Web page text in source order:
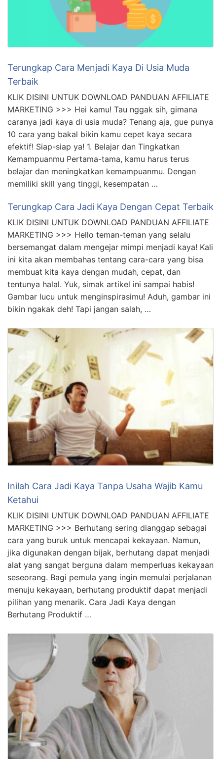
Terungkap Cara Menjadi Kaya Di Usia Muda
Terbaik
KLIK DISINI UNTUK DOWNLOAD PANDUAN AFFILIATE
MARKETING >>> Hei kamu! Tau nggak sih, gimana
caranya jadi kaya di usia muda? Tenang aja, gue punya
10 cara yang bakal bikin kamu cepet kaya secara
efektif! Siap-siap ya! 1. Belajar dan Tingkatkan
Kemampuanmu Pertama-tama, kamu harus terus
belajar dan meningkatkan kemampuanmu. Dengan
memiliki skill yang tinggi, kesempatan …
Terungkap Cara Jadi Kaya Dengan Cepat Terbaik
KLIK DISINI UNTUK DOWNLOAD PANDUAN AFFILIATE
MARKETING >>> Hello teman-teman yang selalu
bersemangat dalam mengejar mimpi menjadi kaya! Kali
ini kita akan membahas tentang cara-cara yang bisa
membuat kita kaya dengan mudah, cepat, dan
tentunya halal. Yuk, simak artikel ini sampai habis!
Gambar lucu untuk menginspirasimu! Aduh, gambar ini
bikin ngakak deh! Tapi jangan salah, …
Inilah Cara Jadi Kaya Tanpa Usaha Wajib Kamu
Ketahui
KLIK DISINI UNTUK DOWNLOAD PANDUAN AFFILIATE
MARKETING >>> Berhutang sering dianggap sebagai
cara yang buruk untuk mencapai kekayaan. Namun,
jika digunakan dengan bijak, berhutang dapat menjadi
alat yang sangat berguna dalam memperluas kekayaan
seseorang. Bagi pemula yang ingin memulai perjalanan
menuju kekayaan, berhutang produktif dapat menjadi
pilihan yang menarik. Cara Jadi Kaya dengan
Berhutang Produktif …